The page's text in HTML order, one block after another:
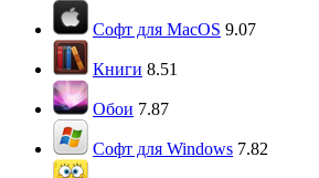
Софт для MacOS 9.07
Книги 8.51
Обои 7.87
Софт для Windows 7.82